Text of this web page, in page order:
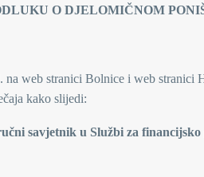
PONIŠTENJU
web stranici Bolnice i web stranici
kako slijedi:
savjetnik u Službi za financijsko